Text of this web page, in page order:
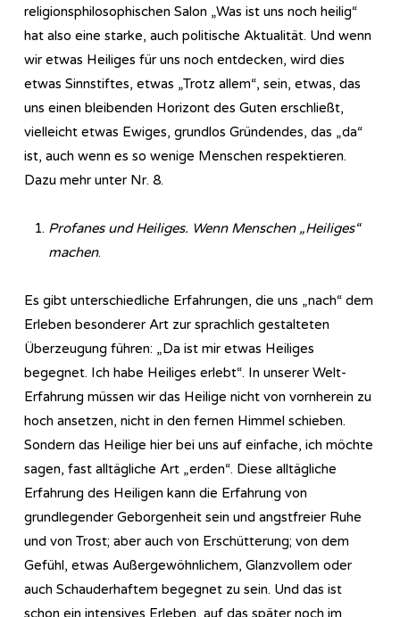
religionsphilosophischen Salon „Was ist uns noch heilig“
hat also eine starke, auch politische Aktualität. Und wenn
wir etwas Heiliges für uns noch entdecken, wird dies
etwas Sinnstiftes, etwas „Trotz allem“, sein, etwas, das
uns einen bleibenden Horizont des Guten erschließt,
vielleicht etwas Ewiges, grundlos Gründendes, das „da“
ist, auch wenn es so wenige Menschen respektieren.
Dazu mehr unter Nr. 8.
Profanes und Heiliges. Wenn Menschen „Heiliges“
machen.
Es gibt unterschiedliche Erfahrungen, die uns „nach“ dem
Erleben besonderer Art zur sprachlich gestalteten
Überzeugung führen: „Da ist mir etwas Heiliges
begegnet. Ich habe Heiliges erlebt“. In unserer Welt-
Erfahrung müssen wir das Heilige nicht von vornherein zu
hoch ansetzen, nicht in den fernen Himmel schieben.
Sondern das Heilige hier bei uns auf einfache, ich möchte
sagen, fast alltägliche Art „erden“. Diese alltägliche
Erfahrung des Heiligen kann die Erfahrung von
grundlegender Geborgenheit sein und angstfreier Ruhe
und von Trost; aber auch von Erschütterung; von dem
Gefühl, etwas Außergewöhnlichem, Glanzvollem oder
auch Schauderhaftem begegnet zu sein. Und das ist
schon ein intensives Erleben, auf das später noch im